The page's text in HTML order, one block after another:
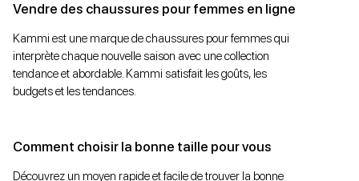
Vendre des chaussures pour femmes en ligne
Kammi est une marque de chaussures pour femmes qui
interprète chaque nouvelle saison avec une collection
tendance et abordable. Kammi satisfait les goûts, les
budgets et les tendances.
Comment choisir la bonne taille pour vous
Découvrez un moyen rapide et facile de trouver la bonne